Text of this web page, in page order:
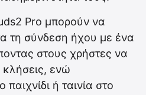
Pro μπορούν να
τη σύνδεση ήχου με ένα
στους χρήστες να
ενώ
ή ταινία στο